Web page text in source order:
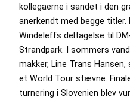
kollegaerne i sandet i den
anerkendt med begge titler.
Windeleffs deltagelse til
Strandpark. I sommers
makker, Line Trans
et World Tour stævne.
turnering i Slovenien blev